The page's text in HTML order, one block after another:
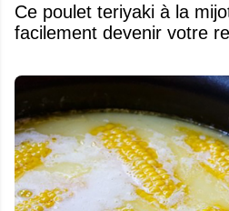
Ce poulet teriyaki à la
facilement devenir votre